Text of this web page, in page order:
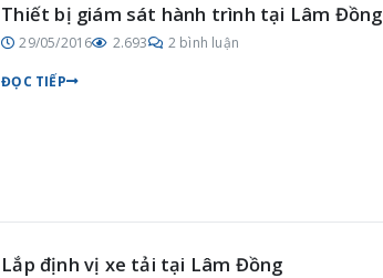
Thiết bị giám sát hành trình tại Lâm Đồng
29/05/2016 2.693 2 bình luận
ĐỌC TIẾP
Lắp định vị xe tải tại Lâm Đồng